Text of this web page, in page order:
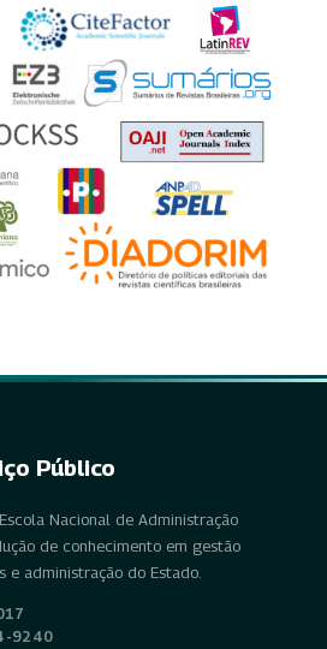
Público
Nacional de Administração
de conhecimento em gestão
e administração do Estado.
9240